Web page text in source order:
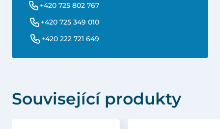
+420 725 802 767
+420 725 349 010
+420 222 721 649
Související produkty